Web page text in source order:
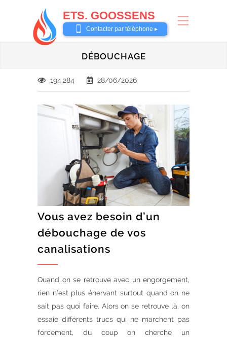
ETS. GOOSSENS
0485 58 62 32
Contacter par téléphone ▸
DÉBOUCHAGE
194.284 28/06/2026
Vous avez besoin d’un
débouchage de vos
canalisations
Quand on se retrouve avec un engorgement,
rien n’est plus énervant surtout quand on ne
sait pas quoi faire. Alors on se retrouve là, on
essaie différents trucs qui ne marchent pas
forcément, du coup on cherche un